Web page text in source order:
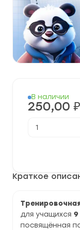
Краткое
для учащихся 9
посвящённая
В наличии
250,00 ₽
товара
Русскому
класс
(РУ2590101-
02)
задания